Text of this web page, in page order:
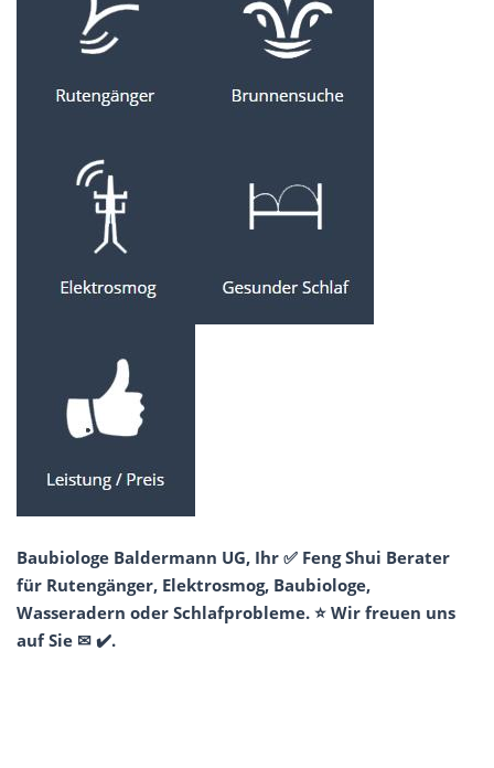
Baubiologe Baldermann UG, Ihr ✅ Feng Shui Berater
für Rutengänger, Elektrosmog, Baubiologe,
Wasseradern oder Schlafprobleme. ⭐ Wir freuen uns
auf Sie ✉ ✔️.